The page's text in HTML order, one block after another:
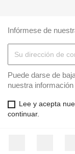
Infórmese de
Puede darse de
nuestra
Lee y acepta
continuar.